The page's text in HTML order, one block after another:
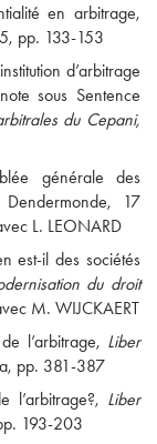
en arbitrage,
pp. 133-153
d’arbitrage
sous Sentence
du Cepani,
générale des
17
L. LEONARD
est-il des sociétés
du droit
M. WIJCKAERT
l’arbitrage, Liber
pp. 381-387
l’arbitrage?, Liber
193-203